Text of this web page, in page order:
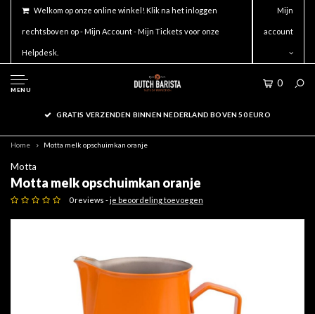
Welkom op onze online winkel! Klik na het inloggen
rechtsboven op - Mijn Account - Mijn Tickets voor onze
Helpdesk.
Mijn
account
MENU
0
GRATIS VERZENDEN BINNEN NEDERLAND BOVEN 50 EURO
Home Motta melk opschuimkan oranje
Motta
Motta melk opschuimkan oranje
0 reviews -je beoordeling toevoegen